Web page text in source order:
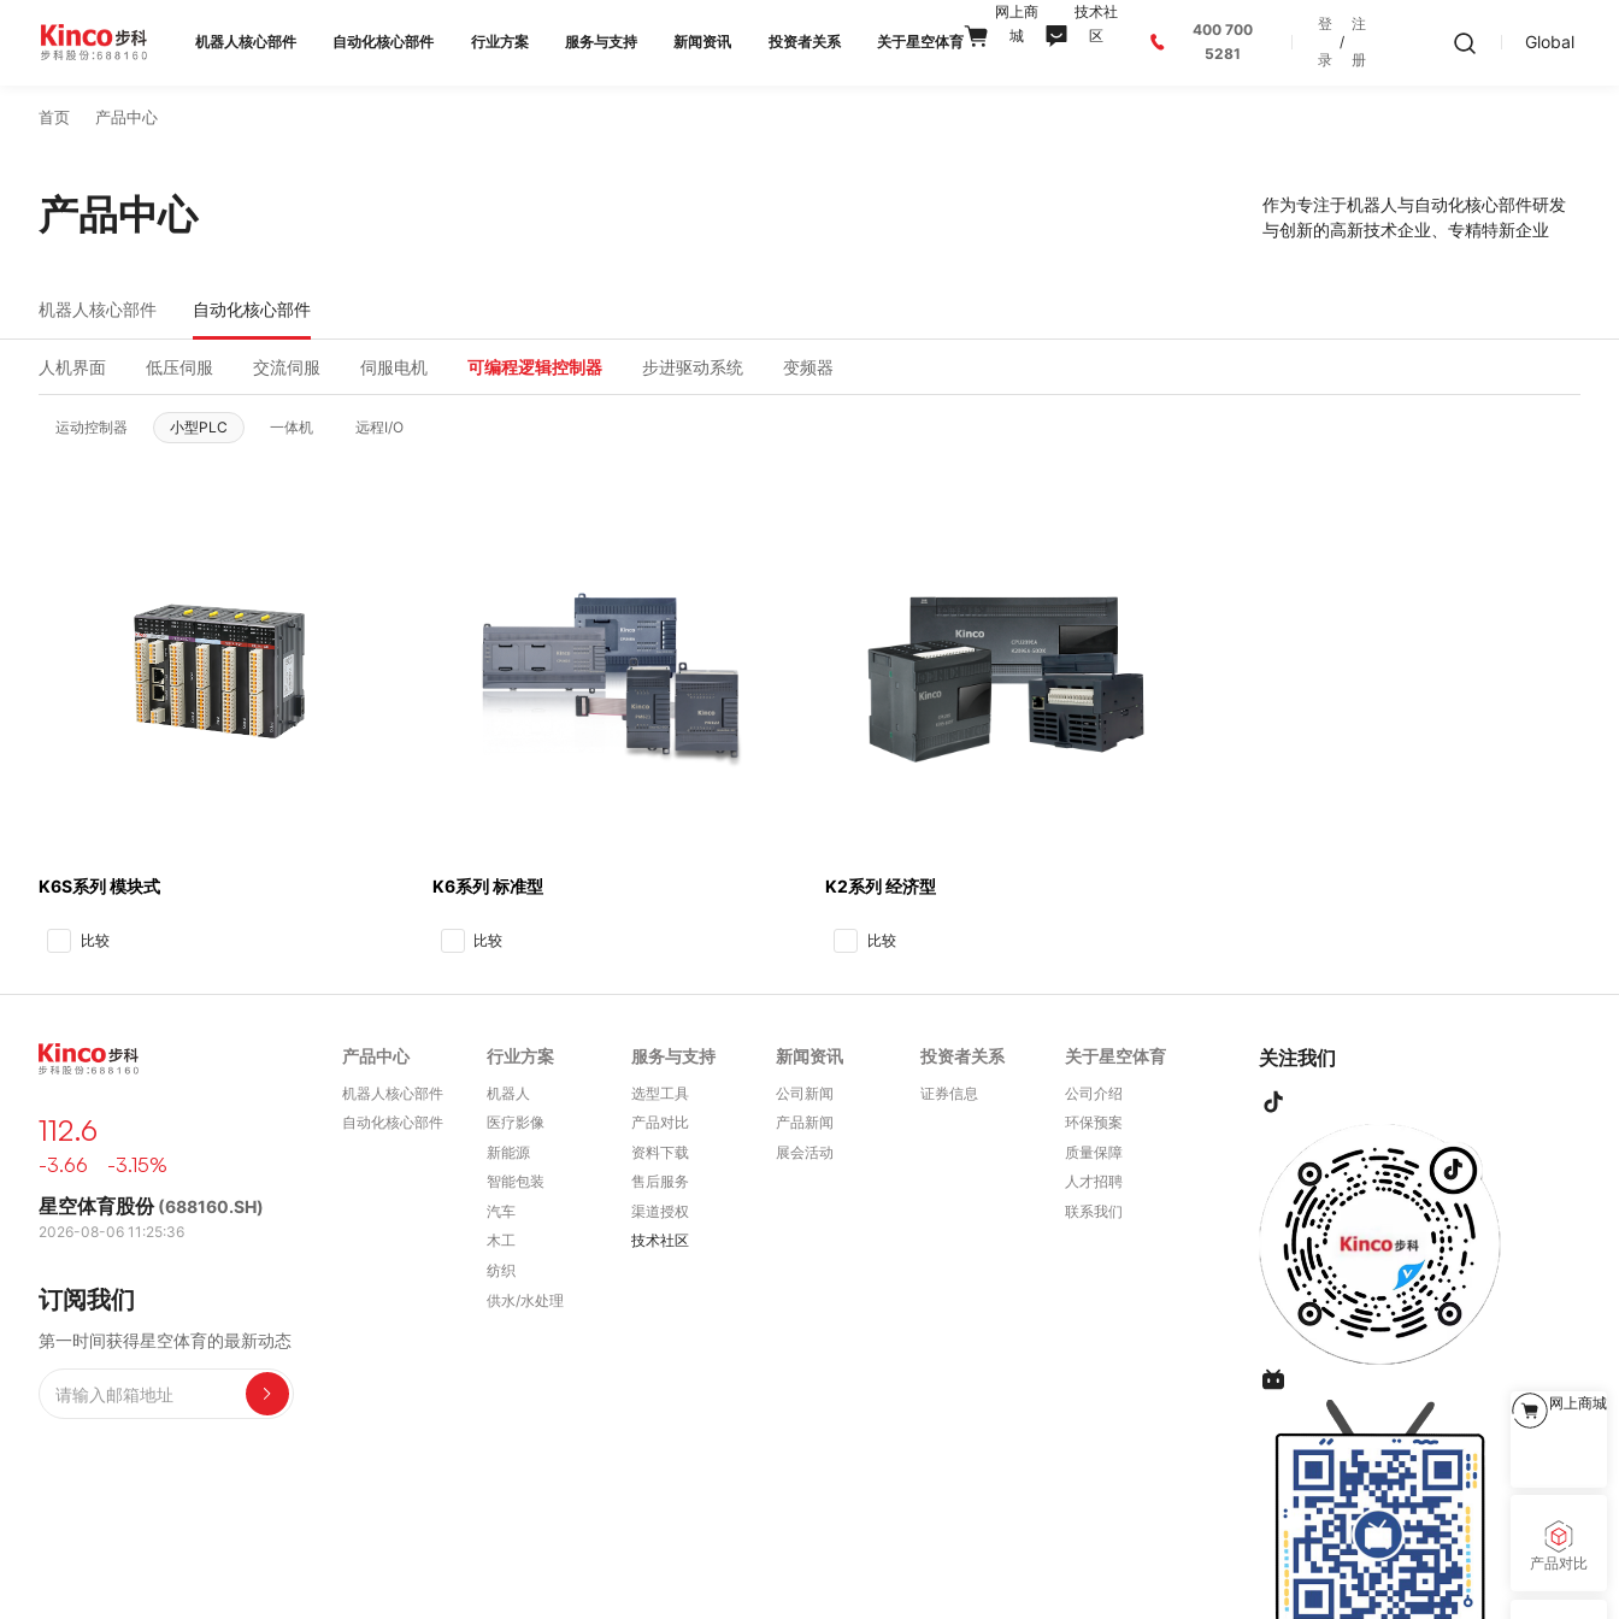
机器人核心部件 自动化核心部件 行业方案 服务与支持 新闻资讯 投资者关系 关于星空体育
行业方案
关于星空体育
网上商
城
技术社
区
400 700
5281
登
录
/
注
册
Global
首页 产品中心
产品中心
作为专注于机器人与自动化核心部件研发
与创新的高新技术企业、专精特新企业
机器人核心部件 自动化核心部件
人机界面 低压伺服 交流伺服 伺服电机 可编程逻辑控制器 步进驱动系统 变频器
运动控制器 小型PLC 一体机 远程I/O
K6S系列 模块式
比较
K6系列 标准型
比较
K2系列 经济型
比较
网上商城
产品对比
112.6
-3.66 -3.15%
星空体育股份(688160.SH)
2026-08-06 11:25:36
订阅我们
第一时间获得星空体育的最新动态
产品中心
机器人核心部件
自动化核心部件
行业方案
机器人
医疗影像
新能源
智能包装
汽车
木工
纺织
供水/水处理
服务与支持
选型工具
产品对比
资料下载
售后服务
渠道授权
技术社区
新闻资讯
公司新闻
产品新闻
展会活动
投资者关系
证券信息
关于星空体育
公司介绍
环保预案
质量保障
人才招聘
联系我们
关注我们